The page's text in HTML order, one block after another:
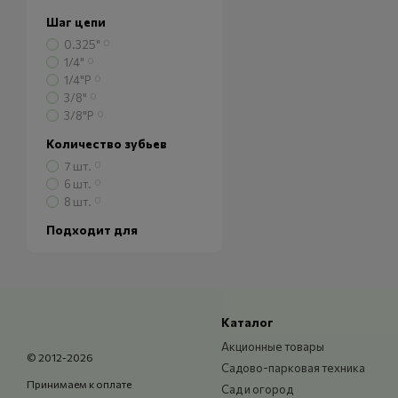
Шаг цепи
0.325"
1/4"
1/4"P
3/8"
3/8"P
Количество зубьев
7 шт.
6 шт.
8 шт.
Подходит для
© 2012-2026
Принимаем к оплате
Каталог
Акционные товары
Садово-парковая техника
Сад и огород